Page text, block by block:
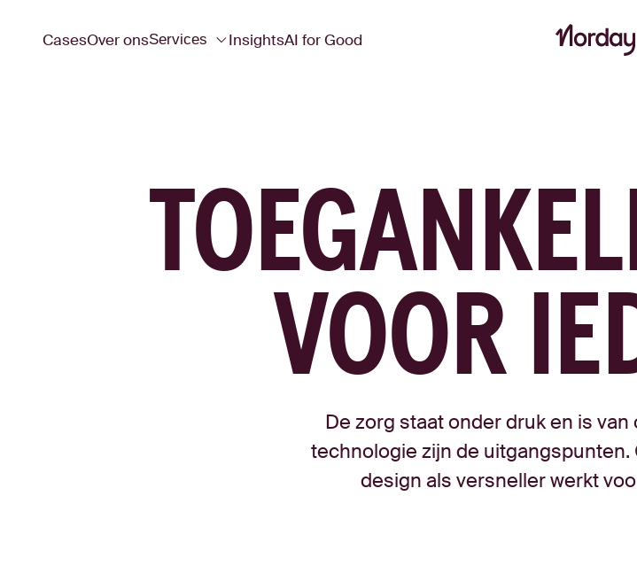
CasesOver onsServices InsightsAI for Good
VOOR
De zorg staat onder druk en is
technologie zijn de uitgangspunten.
design als versneller werkt